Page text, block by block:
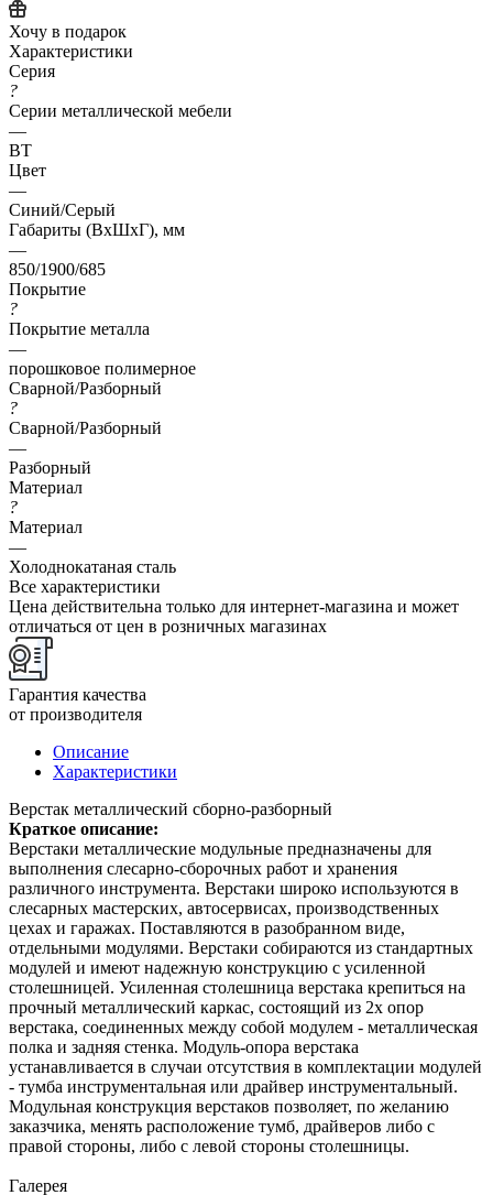
Хочу в подарок
Характеристики
Серия
?
Серии металлической мебели
—
ВТ
Цвет
—
Синий/Серый
Габариты (ВхШхГ), мм
—
850/1900/685
Покрытие
?
Покрытие металла
—
порошковое полимерное
Сварной/Разборный
?
Сварной/Разборный
—
Разборный
Материал
?
Материал
—
Холоднокатаная сталь
Все характеристики
Цена действительна только для интернет-магазина и может
отличаться от цен в розничных магазинах
Гарантия качества
от производителя
Описание
Характеристики
Верстак металлический сборно-разборный
Краткое описание:
Верстаки металлические модульные предназначены для
выполнения слесарно-сборочных работ и хранения
различного инструмента. Верстаки широко используются в
слесарных мастерских, автосервисах, производственных
цехах и гаражах. Поставляются в разобранном виде,
отдельными модулями. Верстаки собираются из стандартных
модулей и имеют надежную конструкцию с усиленной
столешницей. Усиленная столешница верстака крепиться на
прочный металлический каркас, состоящий из 2х опор
верстака, соединенных между собой модулем - металлическая
полка и задняя стенка. Модуль-опора верстака
устанавливается в случаи отсутствия в комплектации модулей
- тумба инструментальная или драйвер инструментальный.
Модульная конструкция верстаков позволяет, по желанию
заказчика, менять расположение тумб, драйверов либо с
правой стороны, либо с левой стороны столешницы.
Галерея